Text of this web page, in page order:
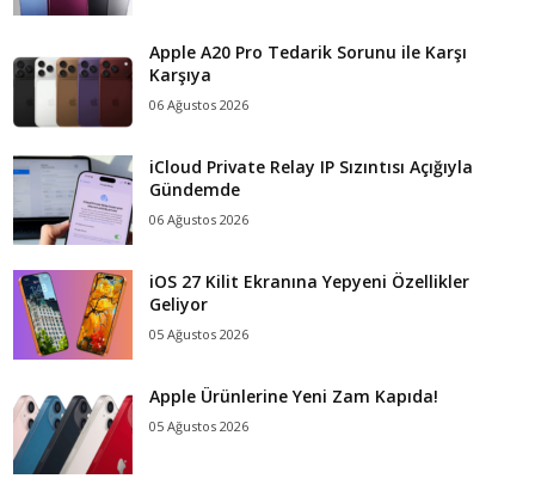
Apple A20 Pro Tedarik Sorunu ile Karşı
Karşıya
06 Ağustos 2026
iCloud Private Relay IP Sızıntısı Açığıyla
Gündemde
06 Ağustos 2026
iOS 27 Kilit Ekranına Yepyeni Özellikler
Geliyor
05 Ağustos 2026
Apple Ürünlerine Yeni Zam Kapıda!
05 Ağustos 2026